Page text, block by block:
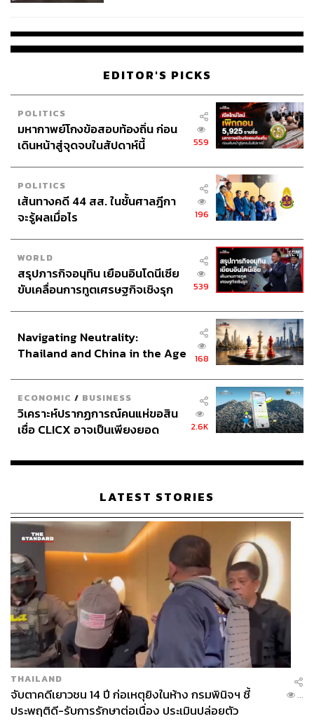
EDITOR'S PICKS
POLITICS
มหากาพย์โกงข้อสอบท้องถิ่น ก่อน
เดินหน้าสู่จุดจบในสัปดาห์นี้
559
POLITICS
เส้นทางคดี 44 สส. ในชั้นศาลฎีกา
จะรู้ผลเมื่อไร
196
WORLD
สรุปภารกิจอนุทิน เยือนอินโดนีเซีย
ขับเคลื่อนการทูตเศรษฐกิจเชิงรุก
539
Navigating Neutrality:
Thailand and China in the Age
168
ECONOMIC / BUSINESS
วิเคราะห์ปรากฏการณ์คนแห่ขอสิน
เชื่อ CLICX อาจเป็นเพียงยอด
เรือนไทยที่ถูกซุกไว้
2.6K
LATEST STORIES
THAILAND
จับตาคดีเยาวชน 14 ปี ก่อเหตุยิงในห้าง กรมพินิจฯ ชี้
ประพฤติดี-รับการรักษาต่อเนื่อง ประเมินปล่อยตัว
...